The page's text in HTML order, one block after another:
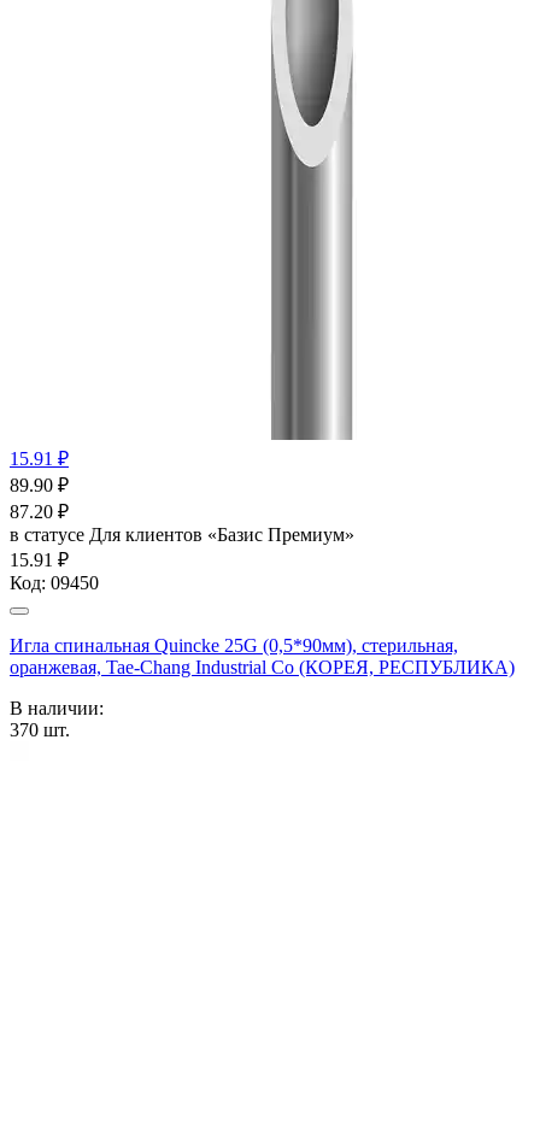
15.91 ₽
89.90 ₽
87.20 ₽
в статусе Для клиентов «Базис Премиум»
15.91 ₽
Код: 09450
Игла спинальная Quincke 25G (0,5*90мм), стерильная,
оранжевая, Tae-Chang Industrial Co (КОРЕЯ, РЕСПУБЛИКА)
В наличии:
370 шт.